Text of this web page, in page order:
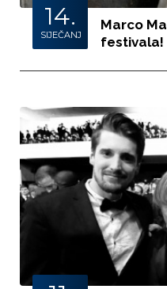
14.
SIJEČANJ
Marco
festivala!